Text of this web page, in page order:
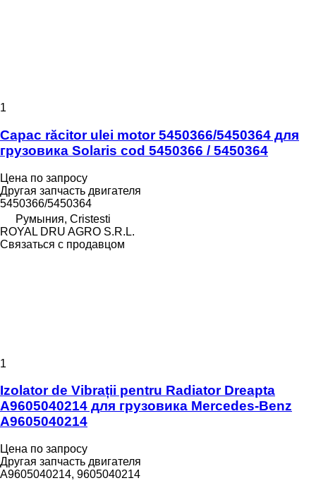
1
Capac răcitor ulei motor 5450366/5450364 для
грузовика Solaris cod 5450366 / 5450364
Цена по запросу
Другая запчасть двигателя
5450366/5450364
Румыния, Cristesti
ROYAL DRU AGRO S.R.L.
Связаться с продавцом
1
Izolator de Vibrații pentru Radiator Dreapta
A9605040214 для грузовика Mercedes-Benz
A9605040214
Цена по запросу
Другая запчасть двигателя
A9605040214, 9605040214